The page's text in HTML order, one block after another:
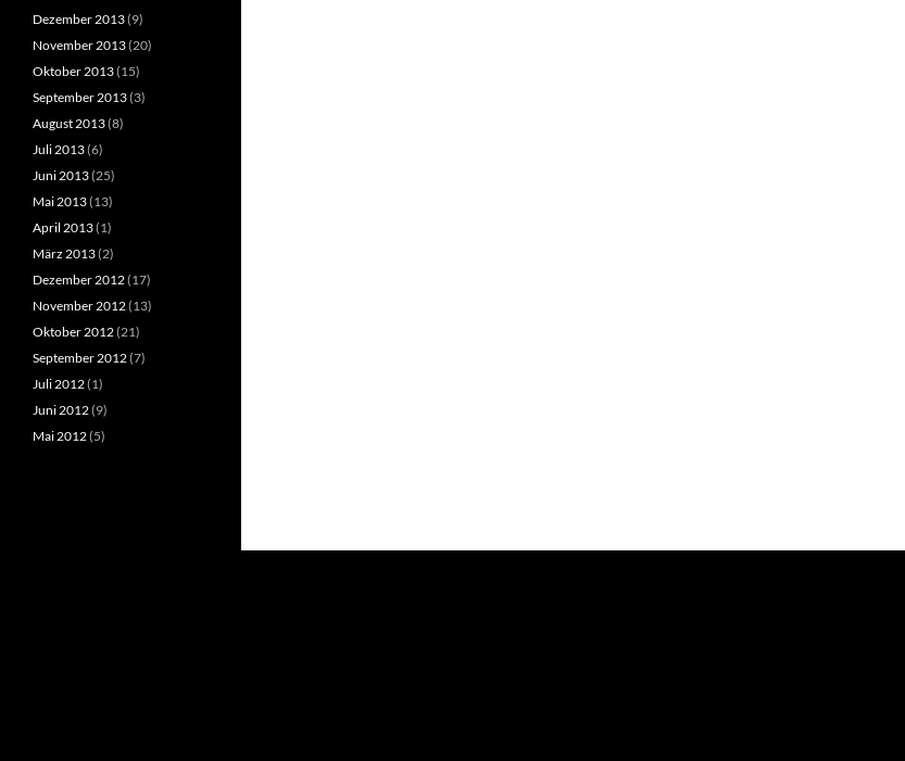
Dezember 2013(9)
November 2013(20)
Oktober 2013(15)
September 2013(3)
August 2013(8)
Juli 2013(6)
Juni 2013(25)
Mai 2013(13)
April 2013(1)
März 2013(2)
Dezember 2012(17)
November 2012(13)
Oktober 2012(21)
September 2012(7)
Juli 2012(1)
Juni 2012(9)
Mai 2012(5)